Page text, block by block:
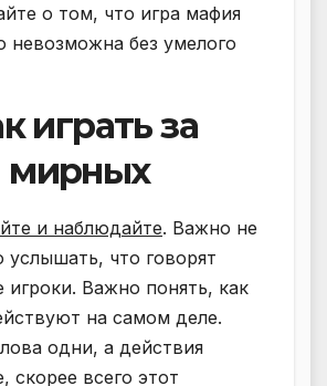
о том, что игра мафия
невозможна без умелого
играть за
мирных
и наблюдайте. Важно не
услышать, что говорят
игроки. Важно понять, как
на самом деле.
одни, а действия
скорее всего этот